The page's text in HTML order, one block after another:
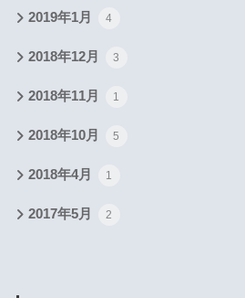
2019年1月 4
2018年12月 3
2018年11月 1
2018年10月 5
2018年4月 1
2017年5月 2